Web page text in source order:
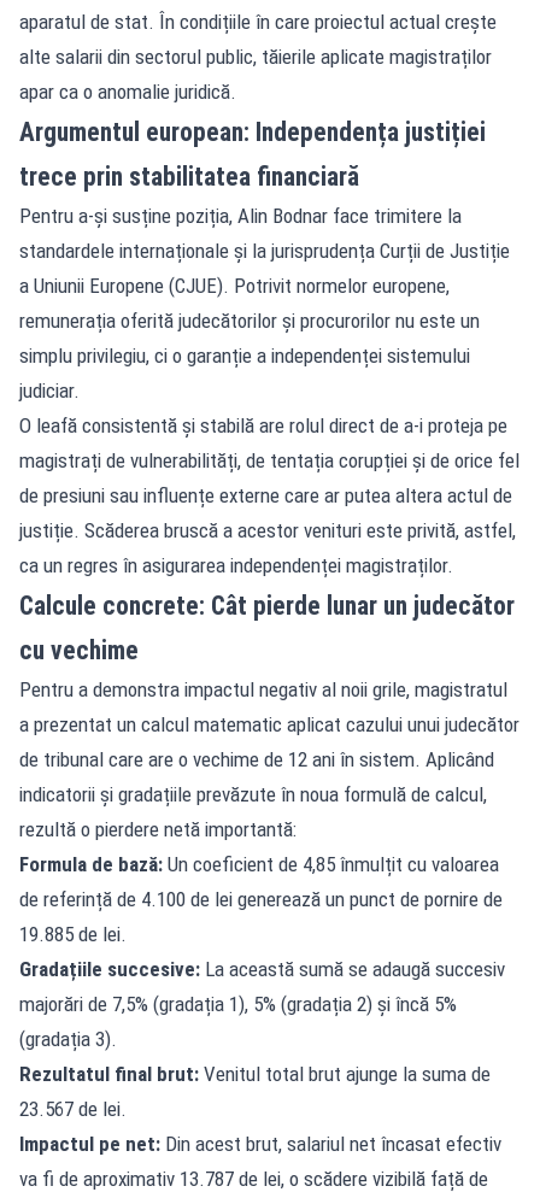
aparatul de stat. În condițiile în care proiectul actual crește
alte salarii din sectorul public, tăierile aplicate magistraților
apar ca o anomalie juridică.
Argumentul european: Independența justiției
trece prin stabilitatea financiară
Pentru a-și susține poziția, Alin Bodnar face trimitere la
standardele internaționale și la jurisprudența Curții de Justiție
a Uniunii Europene (CJUE). Potrivit normelor europene,
remunerația oferită judecătorilor și procurorilor nu este un
simplu privilegiu, ci o garanție a independenței sistemului
judiciar.
O leafă consistentă și stabilă are rolul direct de a-i proteja pe
magistrați de vulnerabilități, de tentația corupției și de orice fel
de presiuni sau influențe externe care ar putea altera actul de
justiție. Scăderea bruscă a acestor venituri este privită, astfel,
ca un regres în asigurarea independenței magistraților.
Calcule concrete: Cât pierde lunar un judecător
cu vechime
Pentru a demonstra impactul negativ al noii grile, magistratul
a prezentat un calcul matematic aplicat cazului unui judecător
de tribunal care are o vechime de 12 ani în sistem. Aplicând
indicatorii și gradațiile prevăzute în noua formulă de calcul,
rezultă o pierdere netă importantă:
Formula de bază: Un coeficient de 4,85 înmulțit cu valoarea
de referință de 4.100 de lei generează un punct de pornire de
19.885 de lei.
Gradațiile succesive: La această sumă se adaugă succesiv
majorări de 7,5% (gradația 1), 5% (gradația 2) și încă 5%
(gradația 3).
Rezultatul final brut: Venitul total brut ajunge la suma de
23.567 de lei.
Impactul pe net: Din acest brut, salariul net încasat efectiv
va fi de aproximativ 13.787 de lei, o scădere vizibilă față de